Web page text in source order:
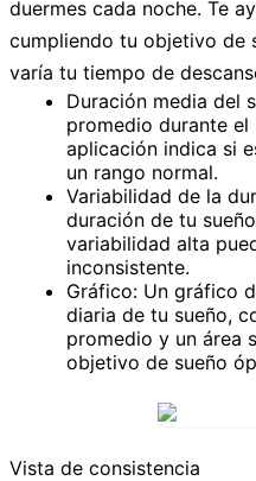
duermes cada noche. Te
cumpliendo tu objetivo de
varía tu tiempo de
Duración media del
promedio durante
aplicación indica si
un rango normal.
Variabilidad de la
duración de tu
variabilidad alta
inconsistente.
Gráfico: Un gráfico
diaria de tu sueño,
promedio y un área
objetivo de sueño
Vista de consistencia